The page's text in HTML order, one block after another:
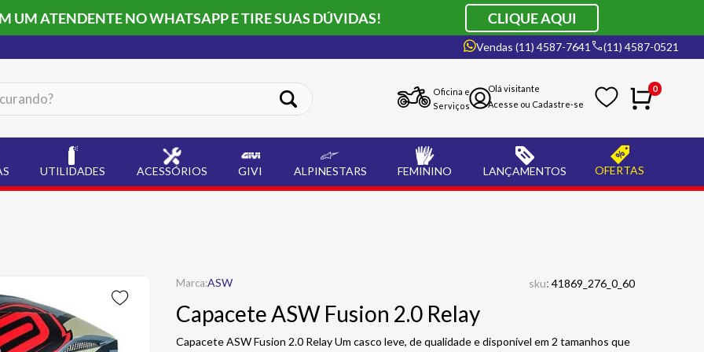
UM ATENDENTE NO WHATSAPP E TIRE SUAS DÚVIDAS! CLIQUE AQUI
Vendas (11) 4587-7641 (11) 4587-0521
Oficina e
Serviços
0
UTILIDADES ACESSÓRIOS GIVI ALPINESTARS FEMININO LANÇAMENTOS OFERTAS
ASW sku: 41869_276_0_60
Capacete ASW Fusion 2.0 Relay
Capacete ASW Fusion 2.0 Relay Um casco leve, de qualidade e disponível em 2 tamanhos que